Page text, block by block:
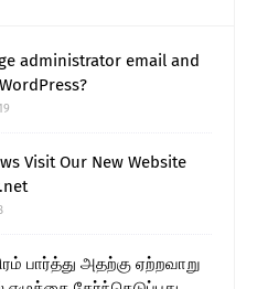
administrator email and
Visit Our New Website
பார்த்து அதற்கு ஏற்றவாறு